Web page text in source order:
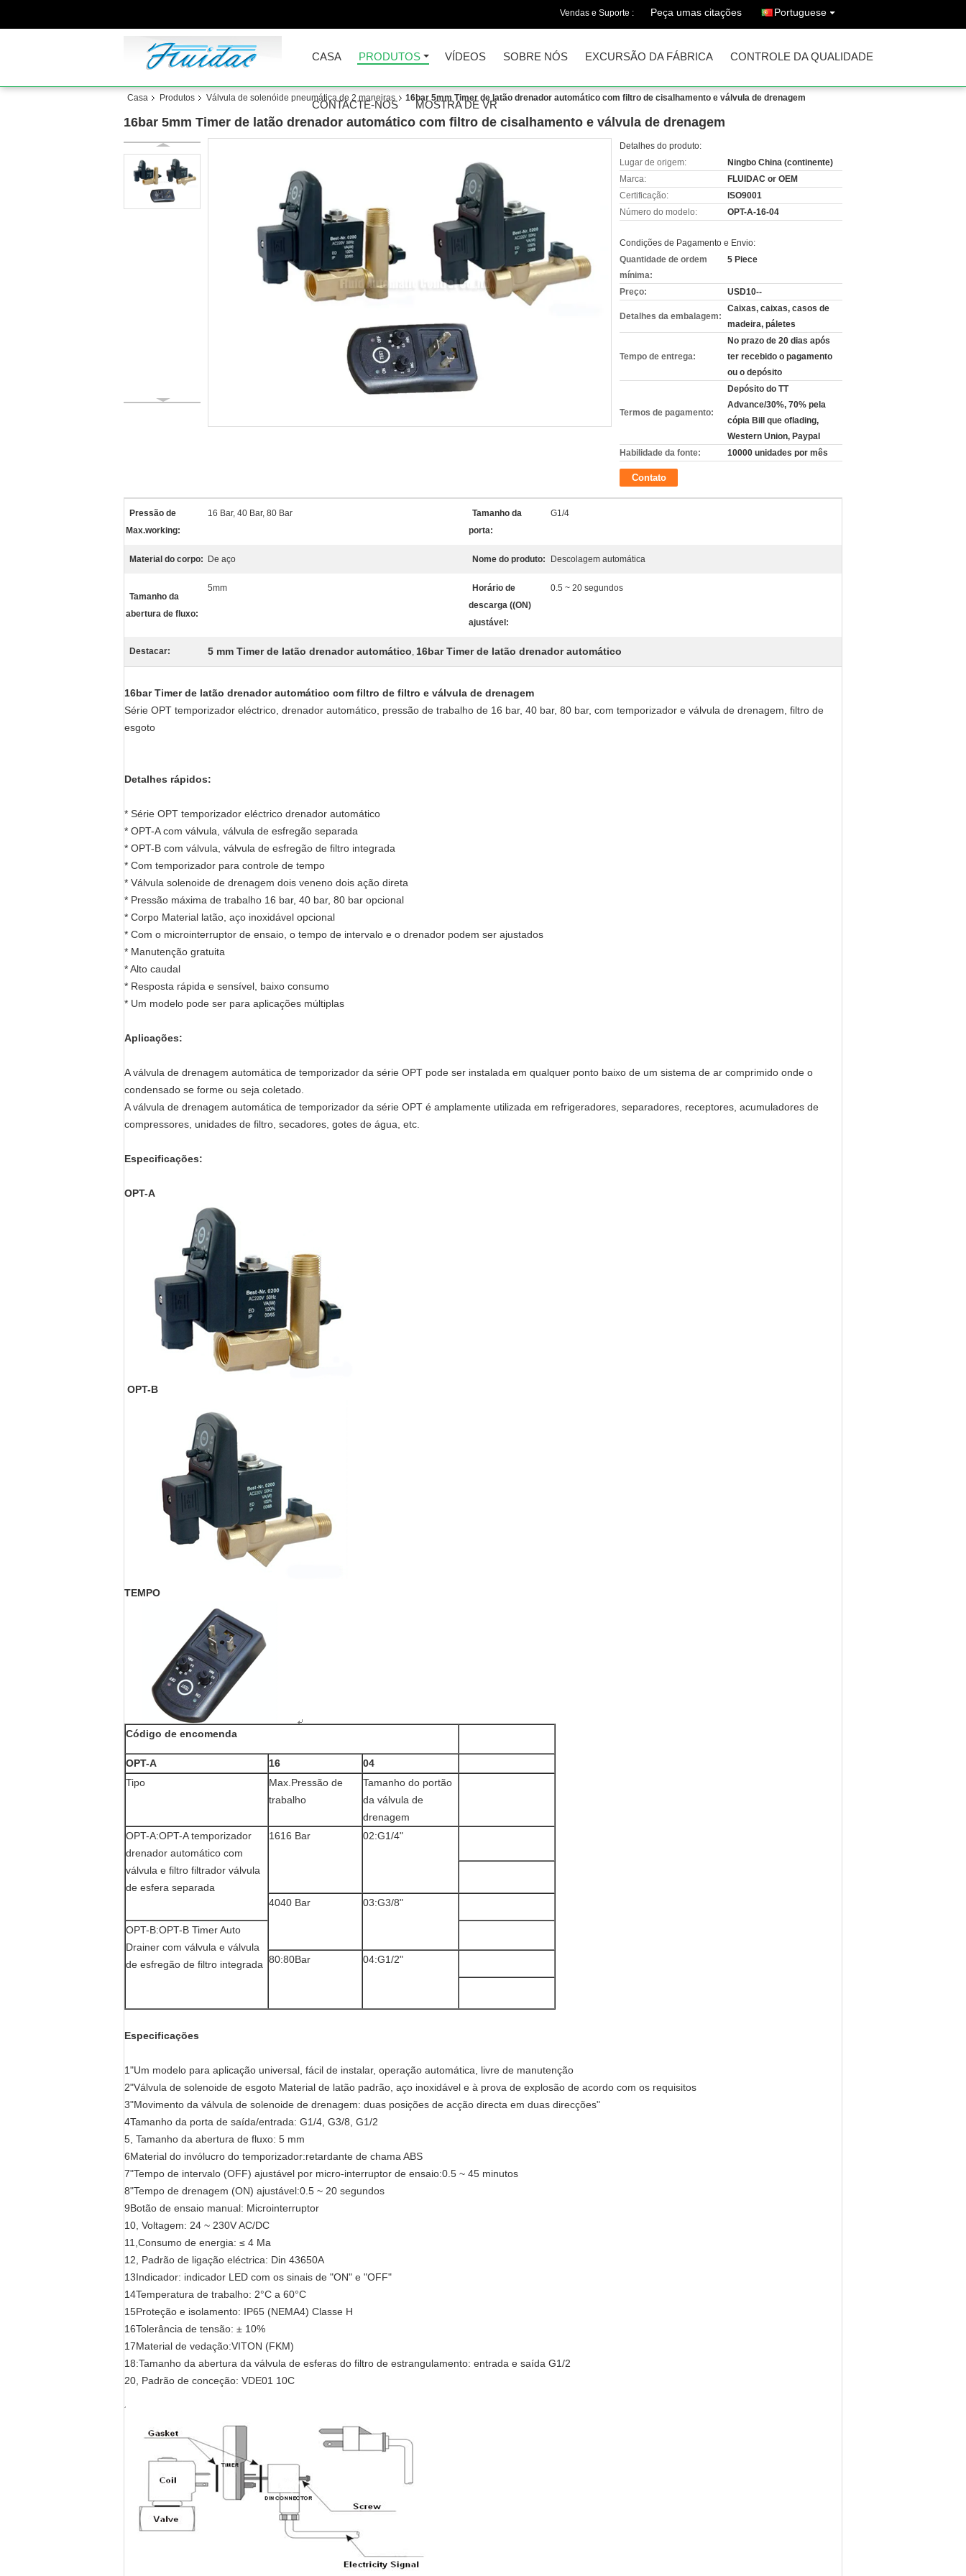
Vendas e Suporte : Peça umas citações Portuguese
CASA PRODUTOS VÍDEOS SOBRE NÓS EXCURSÃO DA FÁBRICA CONTROLE DA QUALIDADE
CONTACTE-NOS MOSTRA DE VR
Casa Produtos Válvula de solenóide pneumática de 2 maneiras 16bar 5mm Timer de latão drenador automático com filtro de cisalhamento e válvula de drenagem
16bar 5mm Timer de latão drenador automático com filtro de cisalhamento e válvula de drenagem
Detalhes do produto:
Lugar de origem:
Ningbo China (continente)
Marca:
FLUIDAC or OEM
Certificação:
ISO9001
Número do modelo:
OPT-A-16-04
Condições de Pagamento e Envio:
Quantidade de ordem
mínima:
5 Piece
Preço: USD10--
Detalhes da embalagem:
Caixas, caixas, casos de
madeira, páletes
Tempo de entrega:
No prazo de 20 dias após
ter recebido o pagamento
ou o depósito
Termos de pagamento:
Depósito do TT
Advance/30%, 70% pela
cópia Bill que oflading,
Western Union, Paypal
Habilidade da fonte:
10000 unidades por mês
Contato
Pressão de
Max.working:
16 Bar, 40 Bar, 80 Bar
Tamanho da
porta:
G1/4
Material do corpo: De aço Nome do produto: Descolagem automática
Tamanho da
abertura de fluxo:
5mm
Horário de
descarga ((ON)
ajustável:
0.5 ~ 20 segundos
Destacar: 5 mm Timer de latão drenador automático, 16bar Timer de latão drenador automático
16bar Timer de latão drenador automático com filtro de filtro e válvula de drenagem
Série OPT temporizador eléctrico, drenador automático, pressão de trabalho de 16 bar, 40 bar, 80 bar, com temporizador e válvula de drenagem, filtro de
esgoto
Detalhes rápidos:
* Série OPT temporizador eléctrico drenador automático
* OPT-A com válvula, válvula de esfregão separada
* OPT-B com válvula, válvula de esfregão de filtro integrada
* Com temporizador para controle de tempo
* Válvula solenoide de drenagem dois veneno dois ação direta
* Pressão máxima de trabalho 16 bar, 40 bar, 80 bar opcional
* Corpo Material latão, aço inoxidável opcional
* Com o microinterruptor de ensaio, o tempo de intervalo e o drenador podem ser ajustados
* Manutenção gratuita
* Alto caudal
* Resposta rápida e sensível, baixo consumo
* Um modelo pode ser para aplicações múltiplas
Aplicações:
A válvula de drenagem automática de temporizador da série OPT pode ser instalada em qualquer ponto baixo de um sistema de ar comprimido onde o
condensado se forme ou seja coletado.
A válvula de drenagem automática de temporizador da série OPT é amplamente utilizada em refrigeradores, separadores, receptores, acumuladores de
compressores, unidades de filtro, secadores, gotes de água, etc.
Especificações:
OPT-A
OPT-B
TEMPO
Código de encomenda
OPT-A 16
04
Tipo
Max.Pressão de
trabalho
Tamanho do portão
da válvula de
drenagem
OPT-A:OPT-A temporizador
drenador automático com
válvula e filtro filtrador válvula
de esfera separada
1616 Bar 02:G1/4"
4040 Bar 03:G3/8"
OPT-B:OPT-B Timer Auto
Drainer com válvula e válvula
de esfregão de filtro integrada 80:80Bar 04:G1/2"
Especificações
1"Um modelo para aplicação universal, fácil de instalar, operação automática, livre de manutenção
2"Válvula de solenoide de esgoto Material de latão padrão, aço inoxidável e à prova de explosão de acordo com os requisitos
3"Movimento da válvula de solenoide de drenagem: duas posições de acção directa em duas direcções"
4Tamanho da porta de saída/entrada: G1/4, G3/8, G1/2
5, Tamanho da abertura de fluxo: 5 mm
6Material do invólucro do temporizador:retardante de chama ABS
7"Tempo de intervalo (OFF) ajustável por micro-interruptor de ensaio:0.5 ~ 45 minutos
8"Tempo de drenagem (ON) ajustável:0.5 ~ 20 segundos
9Botão de ensaio manual: Microinterruptor
10, Voltagem: 24 ~ 230V AC/DC
11,Consumo de energia: ≤ 4 Ma
12, Padrão de ligação eléctrica: Din 43650A
13Indicador: indicador LED com os sinais de "ON" e "OFF"
14Temperatura de trabalho: 2°C a 60°C
15Proteção e isolamento: IP65 (NEMA4) Classe H
16Tolerância de tensão: ± 10%
17Material de vedação:VITON (FKM)
18:Tamanho da abertura da válvula de esferas do filtro de estrangulamento: entrada e saída G1/2
20, Padrão de conceção: VDE01 10C